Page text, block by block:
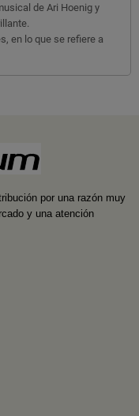
de Ari Hoenig y
en lo que se refiere a
por una razón muy
y una atención